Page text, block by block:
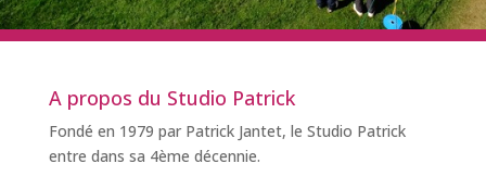
A propos du Studio Patrick
Fondé en 1979 par Patrick Jantet, le Studio Patrick
entre dans sa 4ème décennie.